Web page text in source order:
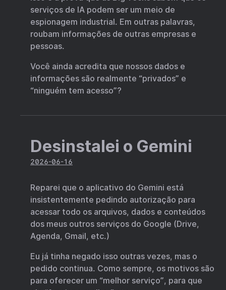
serviços de IA podem ser um meio de
espionagem industrial. Em outras palavras,
roubam informações de outras empresas e
pessoas.
Você ainda acredita que nossos dados e
informações são realmente “privados” e
“ninguém tem acesso”?
Desinstalei o Gemini
2026-06-16
Reparei que o aplicativo do Gemini está
insistentemente pedindo autorização para
acessar todo os arquivos, dados e conteúdos
dos meus outros serviços do Google (Drive,
Agenda, Gmail, etc.)
Eu já tinha negado isso outras vezes, mas o
pedido continua. Como sempre, os motivos são
para oferecer um “melhor serviço”, para que